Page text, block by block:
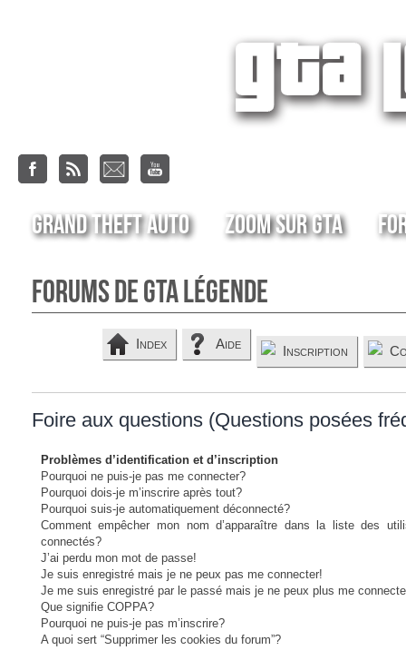
Grand Theft Auto Zoom sur GTA
Forums de GTA Légende
Index Aide Inscription
Foire aux questions (Questions posées
Problèmes d’identification et d’inscription
Pourquoi ne puis-je pas me connecter?
Pourquoi dois-je m’inscrire après tout?
Pourquoi suis-je automatiquement déconnecté?
Comment empêcher mon nom d’apparaître dans la liste des
connectés?
J’ai perdu mon mot de passe!
Je suis enregistré mais je ne peux pas me connecter!
Je me suis enregistré par le passé mais je ne peux plus me
Que signifie COPPA?
Pourquoi ne puis-je pas m’inscrire?
A quoi sert “Supprimer les cookies du forum”?